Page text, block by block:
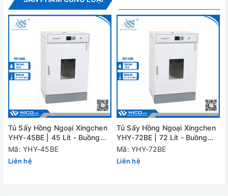
Thông số kỹ thuật
YHY-20BE
20 Lít
Dải nhiệt độ làm
RT +10 đến 300 độ C
Độ phân giải
nhiệt độ
0.1 độ C
Sai số nhiệt độ ±1 độ C
Công suất
Tủ Sấy Hồng Ngoại Xingchen
YHY-45BE | 45 Lít - Buồng
Inox
Mã: YHY-45BE
Liên hệ
Tủ Sấy Hồng Ngoại Xingchen
YHY-72BE | 72 Lít - Buồng
Inox
Mã: YHY-72BE
Liên hệ